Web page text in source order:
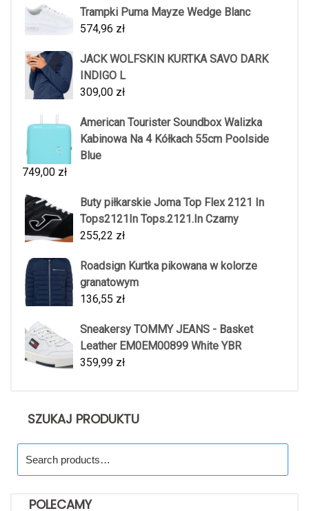
Trampki Puma Mayze Wedge Blanc
574,96 zł
JACK WOLFSKIN KURTKA SAVO DARK
INDIGO L
309,00 zł
American Tourister Soundbox Walizka
Kabinowa Na 4 Kółkach 55cm Poolside
Blue
749,00 zł
Buty piłkarskie Joma Top Flex 2121 In
Tops2121In Tops.2121.In Czarny
255,22 zł
Roadsign Kurtka pikowana w kolorze
granatowym
136,55 zł
Sneakersy TOMMY JEANS - Basket
Leather EM0EM00899 White YBR
359,99 zł
SZUKAJ PRODUKTU
for:
POLECAMY